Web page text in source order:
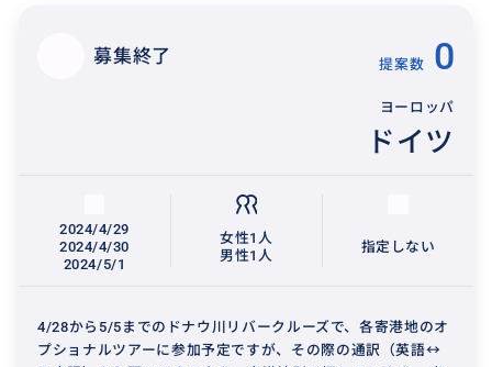
募集終了 提案数 0
ヨーロッパ
ドイツ
2024/4/29
2024/4/30
2024/5/1
女性1人
男性1人
指定しない
4/28から5/5までのドナウ川リバークルーズで、各寄港地のオ
プショナルツアーに参加予定ですが、その際の通訳（英語↔︎